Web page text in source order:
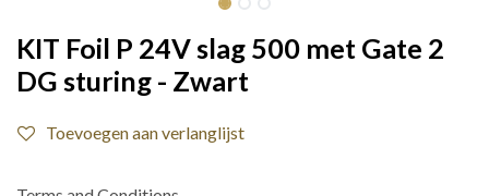
KIT Foil P 24V slag 500 met Gate 2
DG sturing - Zwart
Toevoegen aan verlanglijst